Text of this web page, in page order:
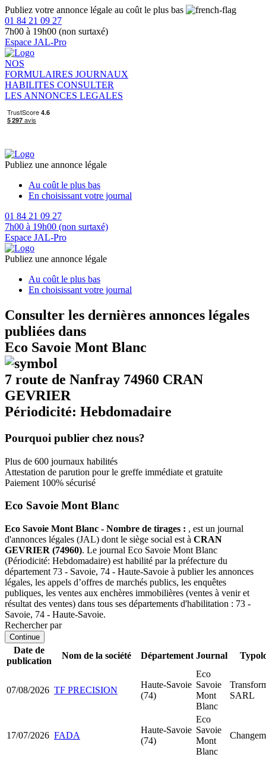
Publiez votre annonce légale au coût le plus bas
01 84 21 09 27
7h00 à 19h00 (non surtaxé)
Espace JAL-Pro
NOS
FORMULAIRES JOURNAUX
HABILITES CONSULTER
LES ANNONCES LEGALES
Publiez une annonce légale
Au coût le plus bas
En choisissant votre journal
01 84 21 09 27
7h00 à 19h00 (non surtaxé)
Espace JAL-Pro
Publiez une annonce légale
Au coût le plus bas
En choisissant votre journal
Consulter les dernières annonces légales
publiées dans
Eco Savoie Mont Blanc
7 route de Nanfray 74960 CRAN
GEVRIER
Périodicité: Hebdomadaire
Pourquoi publier chez nous?
Plus de 600 journaux habilités
Attestation de parution pour le greffe immédiate et gratuite
Paiement 100% sécurisé
Eco Savoie Mont Blanc
Eco Savoie Mont Blanc - Nombre de tirages : , est un journal
d'annonces légales (JAL) dont le siège social est à CRAN
GEVRIER (74960). Le journal Eco Savoie Mont Blanc
(Périodicité: Hebdomadaire) est habilité par la préfecture du
département 73 - Savoie, 74 - Haute-Savoie à publier les annonces
légales, les appels d’offres de marchés publics, les enquêtes
publiques, les ventes aux enchères immobilières (ventes à venir et
résultat des ventes) dans tous ses départements d'habilitation : 73 -
Savoie, 74 - Haute-Savoie.
Rechercher par
Continue
Date de
publication
Nom de la société Département Journal
07/08/2026 TF PRECISION
Haute-Savoie
(74)
Eco
Savoie
Mont
Blanc
SARL
17/07/2026 FADA
Haute-Savoie
(74)
Eco
Savoie
Mont
Blanc